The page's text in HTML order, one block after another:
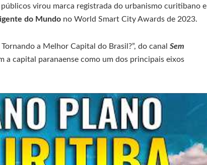
virou marca registrada do urbanismo curitibano e
do Mundo no World Smart City Awards de 2023.
a Melhor Capital do Brasil?”, do canal Sem
a capital paranaense como um dos principais eixos